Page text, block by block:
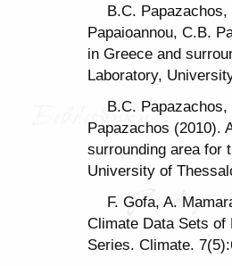
B.C.
Papaioannou, C.B.
in Greece and
Laboratory,
B.C.
Papazachos (2010).
surrounding area for
University of
F. Gofa, A.
Climate Data Sets of
Series. Climate.